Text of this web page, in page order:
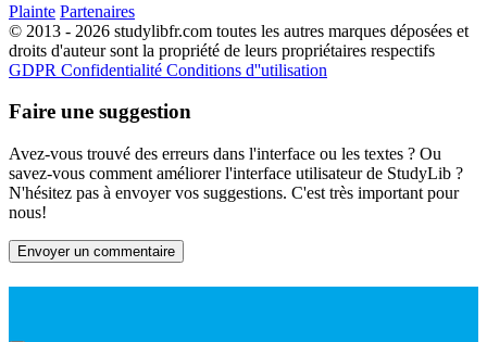
Plainte Partenaires
© 2013 - 2026 studylibfr.com toutes les autres marques déposées et
droits d'auteur sont la propriété de leurs propriétaires respectifs
GDPR Confidentialité Conditions d''utilisation
Faire une suggestion
Avez-vous trouvé des erreurs dans l'interface ou les textes ? Ou
savez-vous comment améliorer l'interface utilisateur de StudyLib ?
N'hésitez pas à envoyer vos suggestions. C'est très important pour
nous!
Envoyer un commentaire